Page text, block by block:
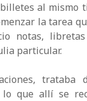
al mismo
la tarea
notas,
particular.
lo que allí se